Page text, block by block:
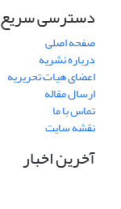
دسترسی سریع
صفحه اصلی
درباره نشریه
اعضای هیات تحریریه
ارسال مقاله
تماس با ما
نقشه سایت
آخرین اخبار